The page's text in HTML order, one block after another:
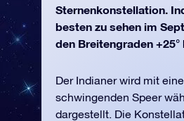
Sternenkonstellation.
besten zu sehen im
den Breitengraden +25°
Der Indianer wird mit
schwingenden Speer
dargestellt. Die